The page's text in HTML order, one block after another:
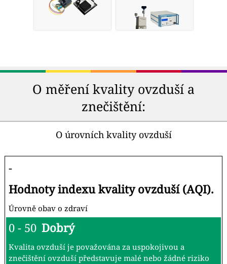
O měření kvality ovzduší a
znečištění:
O úrovních kvality ovzduší
-
Hodnoty indexu kvality ovzduší (AQI).
Úrovně obav o zdraví
0 - 50 Dobrý
Kvalita ovzduší je považována za uspokojivou a
znečištění ovzduší představuje malé nebo žádné riziko